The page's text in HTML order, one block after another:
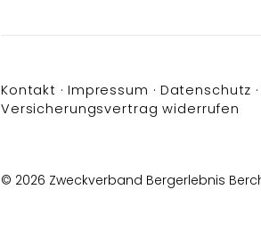
Kontakt Impressum Datenschutz
Versicherungsvertrag widerrufen
© 2026 Zweckverband Bergerlebnis